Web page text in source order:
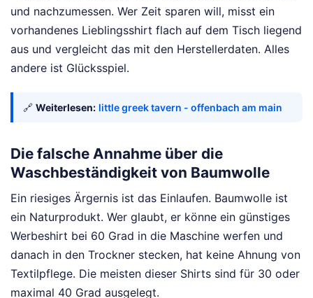
und nachzumessen. Wer Zeit sparen will, misst ein
vorhandenes Lieblingsshirt flach auf dem Tisch liegend
aus und vergleicht das mit den Herstellerdaten. Alles
andere ist Glücksspiel.
🔗 Weiterlesen: little greek tavern - offenbach am main
Die falsche Annahme über die
Waschbeständigkeit von Baumwolle
Ein riesiges Ärgernis ist das Einlaufen. Baumwolle ist
ein Naturprodukt. Wer glaubt, er könne ein günstiges
Werbeshirt bei 60 Grad in die Maschine werfen und
danach in den Trockner stecken, hat keine Ahnung von
Textilpflege. Die meisten dieser Shirts sind für 30 oder
maximal 40 Grad ausgelegt.